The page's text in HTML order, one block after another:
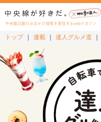
中央線沿線のお出かけ情報を発信するwebマガジン
グルメ・カフェ
スイーツ・テイクアウト
おでかけ
トップ 連載 達人グルメ道